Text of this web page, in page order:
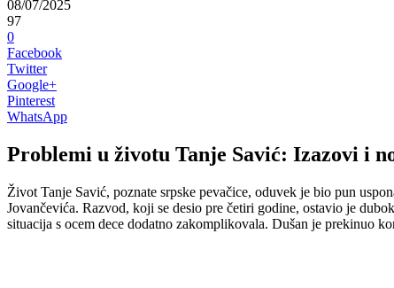
08/07/2025
97
0
Facebook
Twitter
Google+
Pinterest
WhatsApp
Problemi u životu Tanje Savić: Izazovi i
Život Tanje Savić, poznate srpske pevačice, oduvek je bio pun
Jovančevića. Razvod, koji se desio pre četiri godine, ostavio je
situacija s ocem dece dodatno zakomplikovala. Dušan je prekinuo